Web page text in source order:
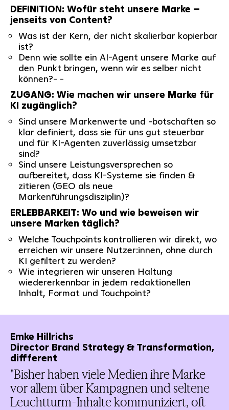
DEFINITION: Wofür steht unsere Marke –
jenseits von Content?
Was ist der Kern, der nicht skalierbar kopierbar
ist?
Denn wie sollte ein AI-Agent unsere Marke auf
den Punkt bringen, wenn wir es selber nicht
können?- -
ZUGANG: Wie machen wir unsere Marke für
KI zugänglich?
Sind unsere Markenwerte und -botschaften so
klar definiert, dass sie für uns gut steuerbar
und für KI-Agenten zuverlässig umsetzbar
sind?
Sind unsere Leistungsversprechen so
aufbereitet, dass KI-Systeme sie finden &
zitieren (GEO als neue
Markenführungsdisziplin)?
ERLEBBARKEIT: Wo und wie beweisen wir
unsere Marken täglich?
Welche Touchpoints kontrollieren wir direkt, wo
erreichen wir unsere Nutzer:innen, ohne durch
KI gefiltert zu werden?
Wie integrieren wir unseren Haltung
wiedererkennbar in jedem redaktionellen
Inhalt, Format und Touchpoint?
Emke Hillrichs
Director Brand Strategy & Transformation,
diffferent
"Bisher haben viele Medien ihre Marke
vor allem über Kampagnen und seltene
Leuchtturm-Inhalte kommuniziert, oft